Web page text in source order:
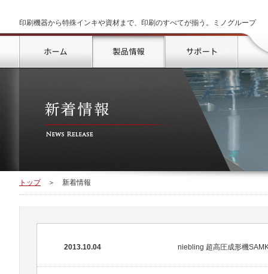
印刷機器から特殊インキや資材まで、印刷のすべてが揃う。ミノグループ
トップ
製品情報 サポート
トップ ＞ 新着情報
2013.10.04 niebling 超高圧成形機